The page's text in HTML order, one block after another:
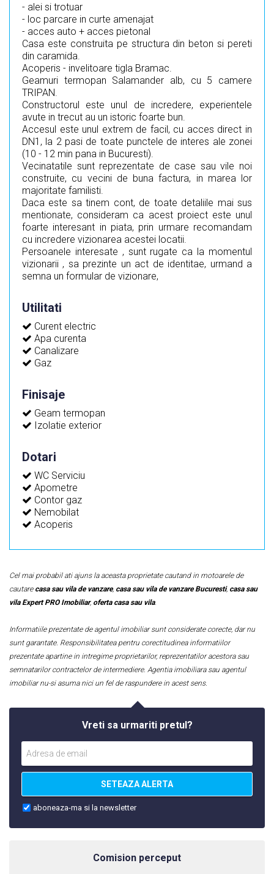
- alei si trotuar
- loc parcare in curte amenajat
- acces auto + acces pietonal
Casa este construita pe structura din beton si pereti
din caramida.
Acoperis - invelitoare tigla Bramac.
Geamuri termopan Salamander alb, cu 5 camere
TRIPAN.
Constructorul este unul de incredere, experientele
avute in trecut au un istoric foarte bun.
Accesul este unul extrem de facil, cu acces direct in
DN1, la 2 pasi de toate punctele de interes ale zonei
(10 - 12 min pana in Bucuresti).
Vecinatatile sunt reprezentate de case sau vile noi
construite, cu vecini de buna factura, in marea lor
majoritate familisti.
Daca este sa tinem cont, de toate detaliile mai sus
mentionate, consideram ca acest proiect este unul
foarte interesant in piata, prin urmare recomandam
cu incredere vizionarea acestei locatii.
Persoanele interesate , sunt rugate ca la momentul
vizionarii , sa prezinte un act de identitae, urmand a
semna un formular de vizionare,
Utilitati
Curent electric
Apa curenta
Canalizare
Gaz
Finisaje
Geam termopan
Izolatie exterior
Dotari
WC Serviciu
Apometre
Contor gaz
Nemobilat
Acoperis
Cel mai probabil ati ajuns la aceasta proprietate cautand in motoarele de
cautare casa sau vila de vanzare, casa sau vila de vanzare Bucuresti, casa sau
vila Expert PRO Imobiliar, oferta casa sau vila.
Informatiile prezentate de agentul imobiliar sunt considerate corecte, dar nu
sunt garantate. Responsibilitatea pentru corectitudinea informatiilor
prezentate apartine in intregime proprietarilor, reprezentatilor acestora sau
semnatarilor contractelor de intermediere. Agentia imobiliara sau agentul
imobiliar nu-si asuma nici un fel de raspundere in acest sens.
Vreti sa urmariti pretul?
SETEAZA ALERTA
aboneaza-ma si la newsletter
Comision perceput